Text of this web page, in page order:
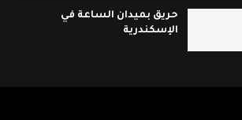
حريق بميدان الساعة في
الإسكندرية